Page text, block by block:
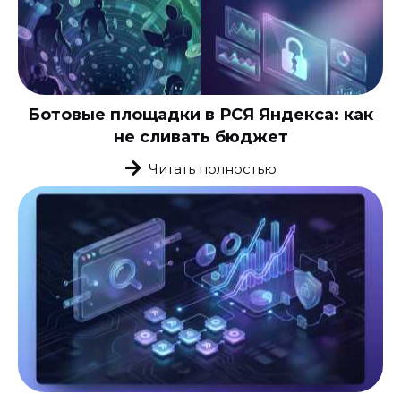
Ботовые площадки в РСЯ Яндекса: как
не сливать бюджет
Читать полностью